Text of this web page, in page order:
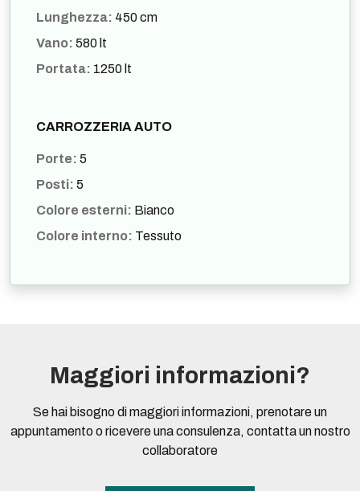
Lunghezza: 450 cm
Vano: 580 lt
Portata: 1250 lt
CARROZZERIA AUTO
Porte: 5
Posti: 5
Colore esterni: Bianco
Colore interno: Tessuto
Maggiori informazioni?
Se hai bisogno di maggiori informazioni, prenotare un
appuntamento o ricevere una consulenza, contatta un nostro
collaboratore